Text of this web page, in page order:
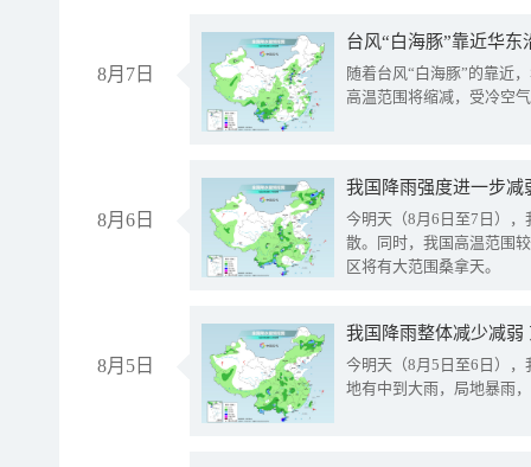
8月7日
台风“白海豚”靠近华
随着台风“白海豚”的靠近
高温范围将缩减，受冷空
8月6日
今明天（8月6日至7日）
散。同时，我国高温范围
区将有大范围桑拿天。
8月5日
我国降雨整体减少减弱
今明天（8月5日至6日）
地有中到大雨，局地暴雨